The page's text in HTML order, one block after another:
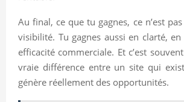
Au final, ce que tu gagnes, ce n’est
visibilité. Tu gagnes aussi en clarté,
efficacité commerciale. Et c’est
vraie différence entre un site qui
génère réellement des opportunités.